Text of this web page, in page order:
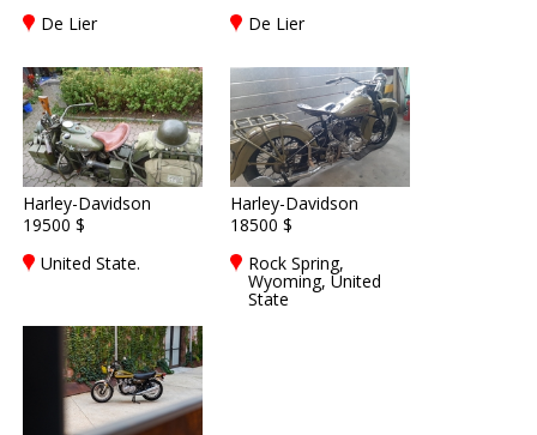
De Lier
De Lier
Harley-Davidson
19500 $
United State.
Harley-Davidson
18500 $
Rock Spring,
Wyoming, United
State